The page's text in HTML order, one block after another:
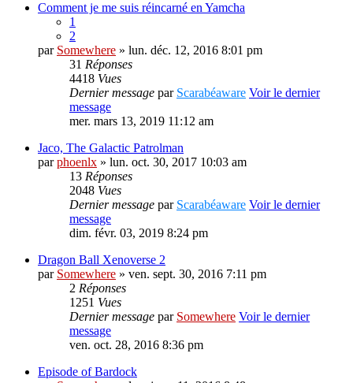
Comment je me suis réincarné en Yamcha
1
2
par Somewhere » lun. déc. 12, 2016 8:01 pm
31 Réponses
4418 Vues
Dernier message par Scarabéaware Voir le dernier
message
mer. mars 13, 2019 11:12 am
Jaco, The Galactic Patrolman
parphoenlx » lun. oct. 30, 2017 10:03 am
13 Réponses
2048 Vues
Dernier message par Scarabéaware Voir le dernier
message
dim. févr. 03, 2019 8:24 pm
Dragon Ball Xenoverse 2
par Somewhere » ven. sept. 30, 2016 7:11 pm
2 Réponses
1251 Vues
Dernier message par Somewhere Voir le dernier
message
ven. oct. 28, 2016 8:36 pm
Episode of Bardock